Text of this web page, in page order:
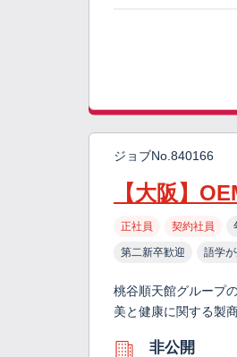
ジョブNo.840166
【大阪】
正社員 契約社員
第二新卒歓迎 語学
桃谷順天館グループ
美と健康に関する製
非公開